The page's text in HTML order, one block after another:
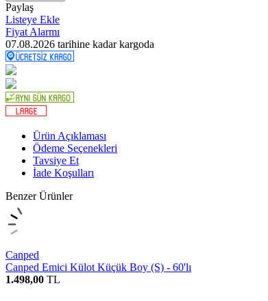
Paylaş
Listeye Ekle
Fiyat Alarmı
07.08.2026 tarihine kadar kargoda
Ürün Açıklaması
Ödeme Seçenekleri
Tavsiye Et
İade Koşulları
Benzer Ürünler
Canped
Canped Emici Külot Küçük Boy (S) - 60'lı
1.498,00 TL